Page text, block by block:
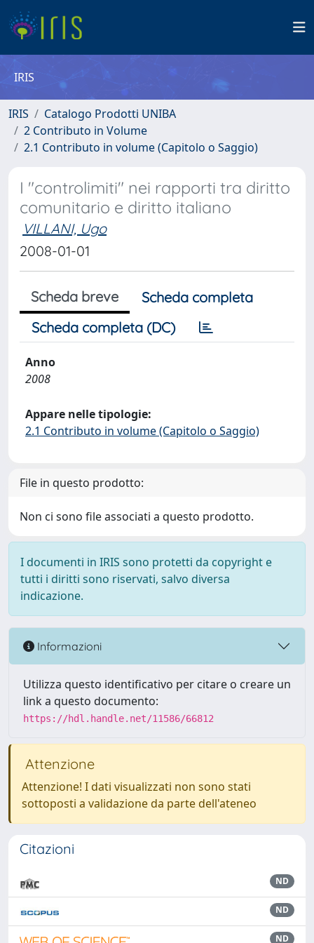
IRIS
IRIS
Catalogo Prodotti UNIBA
2 Contributo in Volume
2.1 Contributo in volume (Capitolo o Saggio)
I "controlimiti" nei rapporti tra diritto
comunitario e diritto italiano
VILLANI, Ugo
2008-01-01
Scheda breve
Scheda completa
Scheda completa (DC)
Anno
2008
Appare nelle tipologie:
2.1 Contributo in volume (Capitolo o Saggio)
File in questo prodotto:
Non ci sono file associati a questo prodotto.
I documenti in IRIS sono protetti da copyright e
tutti i diritti sono riservati, salvo diversa
indicazione.
Informazioni
Utilizza questo identificativo per citare o creare un
link a questo documento:
https://hdl.handle.net/11586/66812
Attenzione
Attenzione! I dati visualizzati non sono stati
sottoposti a validazione da parte dell'ateneo
Citazioni
ND
ND
ND